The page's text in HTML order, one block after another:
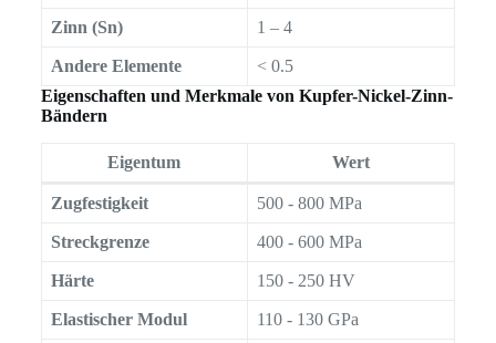
Zinn (Sn) 1 – 4
Andere Elemente
< 0.5
Eigenschaften und Merkmale von Kupfer-Nickel-Zinn-
Bändern
Eigentum Wert
Zugfestigkeit 500 - 800 MPa
Streckgrenze 400 - 600 MPa
Härte 150 - 250 HV
Elastischer Modul 110 - 130 GPa